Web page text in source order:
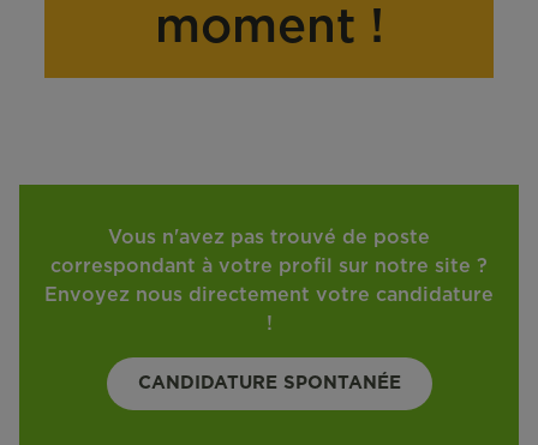
moment !
Vous n'avez pas trouvé de poste
correspondant à votre profil sur notre site ?
Envoyez nous directement votre candidature
!
CANDIDATURE SPONTANÉE